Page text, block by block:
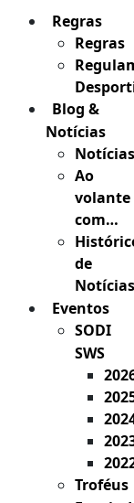
Regras
Regras
Blog &
Notícias
Notícias
Ao
volante
com…
de
Notícias
Eventos
SODI
SWS
Troféus